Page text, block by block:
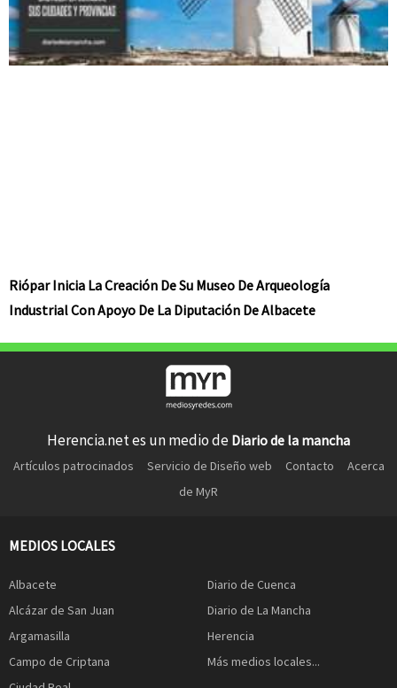
Riópar Inicia La Creación De Su Museo De Arqueología
Industrial Con Apoyo De La Diputación De Albacete
Herencia.net es un medio de Diario de la mancha
Artículos patrocinados Servicio de Diseño web Contacto
Acerca
de MyR
MEDIOS LOCALES
Albacete
Alcázar de San Juan
Argamasilla
Campo de Criptana
Diario de Cuenca
Diario de La Mancha
Herencia
Más medios locales...